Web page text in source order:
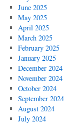
June 2025
May 2025
April 2025
March 2025
February 2025
January 2025
December 2024
November 2024
October 2024
September 2024
August 2024
July 2024